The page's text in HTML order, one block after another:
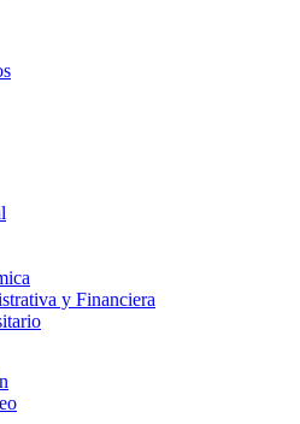
y Financiera